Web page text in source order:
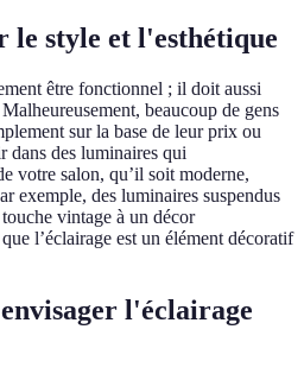
style et l'esthétique
être fonctionnel ; il doit aussi
beaucoup de gens
sur la base de leur prix ou
dans des luminaires qui
votre salon, qu’il soit moderne,
exemple, des luminaires suspendus
vintage à un décor
l’éclairage est un élément décoratif
l'éclairage